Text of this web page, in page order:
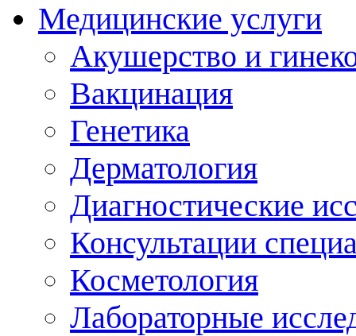
Медицинские услуги
Акушерство и
Вакцинация
Генетика
Дерматология
Диагностические
Консультации
Косметология
Лабораторные